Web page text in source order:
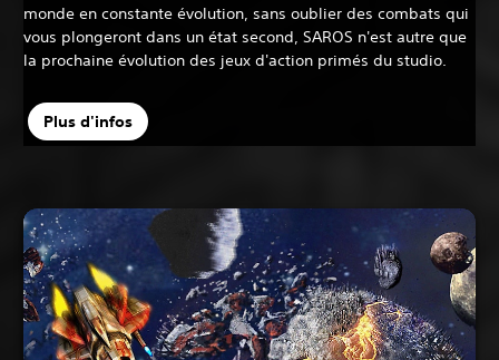
monde en constante évolution, sans oublier des combats qui
vous plongeront dans un état second, SAROS n'est autre que
la prochaine évolution des jeux d'action primés du studio.
Plus d'infos